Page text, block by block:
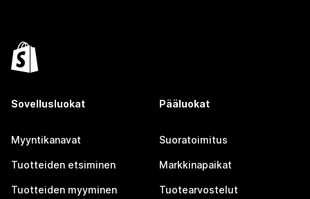
Sovellusluokat
Myyntikanavat
Tuotteiden etsiminen
Tuotteiden myyminen
Pääluokat
Suoratoimitus
Markkinapaikat
Tuotearvostelut